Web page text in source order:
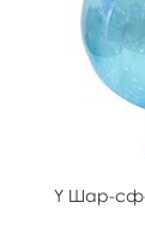
Y Шар-